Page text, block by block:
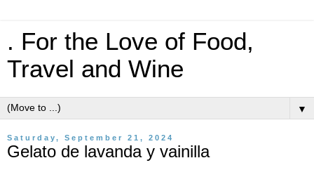
. For the Love of Food,
Travel and Wine
▼
Saturday, September 21, 2024
Gelato de lavanda y vainilla